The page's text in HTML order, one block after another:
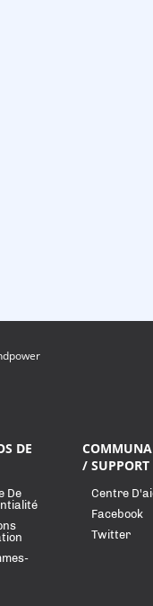
DE
De
/ SUPPORT
Centre
Facebook
Twitter